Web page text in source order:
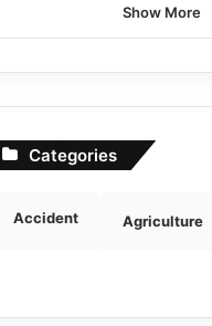
Show More
Categories
Accident Agriculture